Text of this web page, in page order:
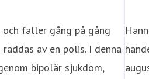
faller gång på gång
av en polis. I denna
bipolär sjukdom,